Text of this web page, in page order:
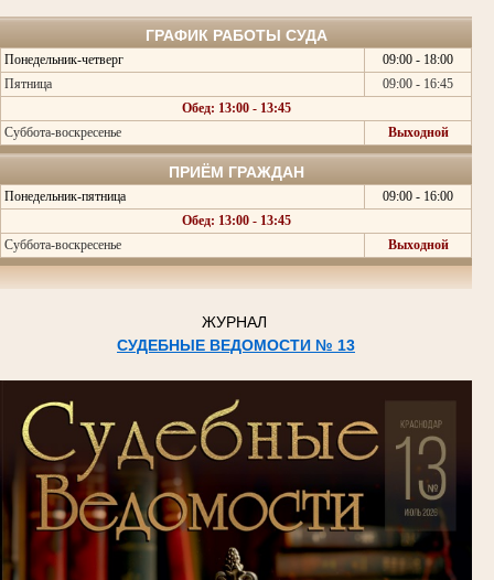
ГРАФИК РАБОТЫ СУДА
Понедельник-четверг
09:00 - 18:00
Пятница
09:00 - 16:45
Обед: 13:00 - 13:45
Суббота-воскресенье
Выходной
ПРИЁМ ГРАЖДАН
Понедельник-пятница
09:00 - 16:00
Обед: 13:00 - 13:45
Суббота-воскресенье
Выходной
ЖУРНАЛ
СУДЕБНЫЕ ВЕДОМОСТИ № 13